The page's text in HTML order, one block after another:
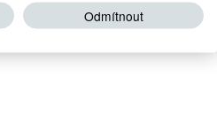
Odmítnout